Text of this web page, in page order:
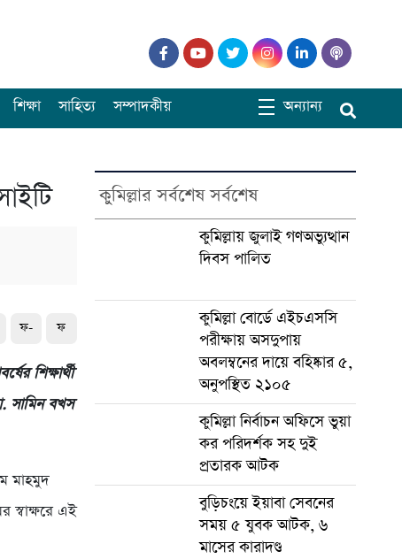
শিক্ষা সাহিত্য সম্পাদকীয় অন্যান্য
ফ- ফ
শিক্ষার্থী
সামিন বখস
মাহমুদ
স্বাক্ষরে এই
কুমিল্লার সর্বশেষ সর্বশেষ
কুমিল্লায় জুলাই গণঅভ্যুত্থান
দিবস পালিত
কুমিল্লা বোর্ডে এইচএসসি
পরীক্ষায় অসদুপায়
অবলম্বনের দায়ে বহিষ্কার ৫,
অনুপস্থিত ২১০৫
কুমিল্লা নির্বাচন অফিসে ভুয়া
কর পরিদর্শক সহ দুই
প্রতারক আটক
বুড়িচংয়ে ইয়াবা সেবনের
সময় ৫ যুবক আটক, ৬
মাসের কারাদণ্ড